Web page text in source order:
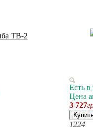
Есть в
Цена
3 727
1224